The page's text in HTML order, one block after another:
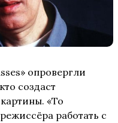
опровергли
создаст
«То
работать с